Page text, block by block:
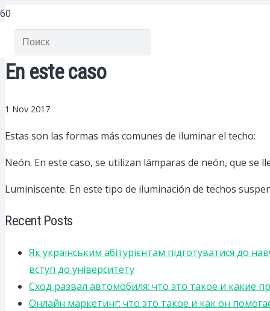
En este caso
1 Nov 2017
Estas son las formas más comunes de iluminar el techo:
Neón. En este caso, se utilizan lámparas de neón, que se
Luminiscente. En este tipo de iluminación de techos
Recent Posts
Як українським абітурієнтам підготуватися до
вступ до університету
Сход развал автомобиля: что это такое и какие
Онлайн маркетинг: что это такое и как он